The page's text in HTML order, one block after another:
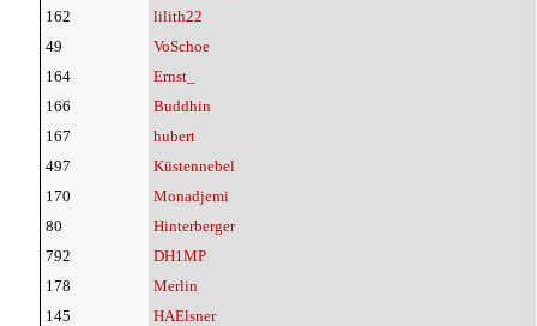
162
lilith22
49
VoSchoe
164
Ernst_
166
Buddhin
167
hubert
497
Küstennebel
170
Monadjemi
80
Hinterberger
792
DH1MP
178
Merlin
145
HAElsner